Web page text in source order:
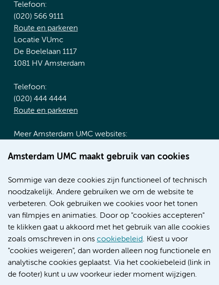
Amsterdam UMC maakt gebruik van cookies
Sommige van deze cookies zijn functioneel of technisch
noodzakelijk. Andere gebruiken we om de website te
verbeteren. Ook gebruiken we cookies voor het tonen
van filmpjes en animaties. Door op "cookies accepteren"
te klikken gaat u akkoord met het gebruik van alle cookies
zoals omschreven in ons cookiebeleid. Kiest u voor
"cookies weigeren", dan worden alleen nog functionele en
analytische cookies geplaatst. Via het cookiebeleid (link in
de footer) kunt u uw voorkeur ieder moment wijzigen.
Telefoon:
(020) 566 9111
Route en parkeren
Locatie VUmc
De Boelelaan 1117
1081 HV Amsterdam
Telefoon:
(020) 444 4444
Route en parkeren
Meer Amsterdam UMC websites:
Werken bij Amsterdam UMC
Nieuws
Research
Educatie locatie AMC
Educatie locatie VUmc
Verwijzen & diagnostiek